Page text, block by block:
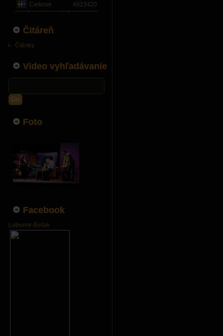
Celkove
4923420
Čitáreň
Články
Video vyhľadávanie
Go
Foto
Facebook
Lubomir Belak